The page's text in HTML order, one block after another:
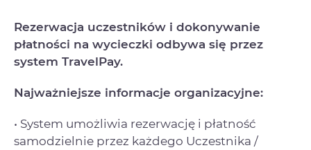
Rezerwacja uczestników i dokonywanie
płatności na wycieczki odbywa się przez
system TravelPay.
Najważniejsze informacje organizacyjne:
• System umożliwia rezerwację i płatność
samodzielnie przez każdego Uczestnika /